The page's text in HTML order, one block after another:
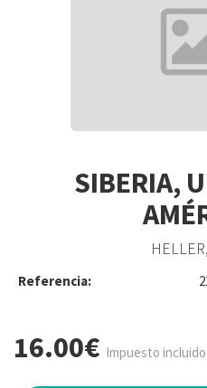
SIBERIA,
Referencia:
16.00€ Impuesto incluido